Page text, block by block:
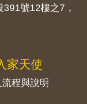
號12樓之7，
家天使
程與說明